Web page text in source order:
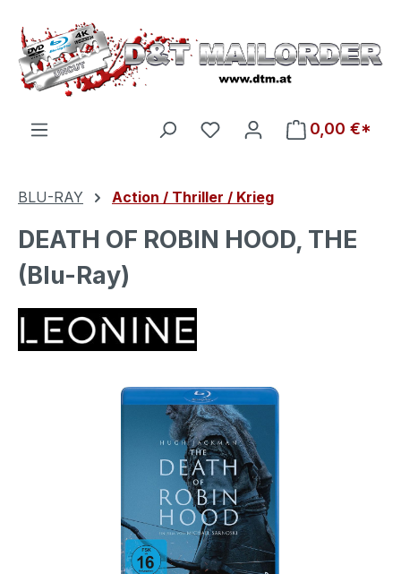
Zum Hauptinhalt springen
Du hast 0 Produkte auf
0,00 €*
BLU-RAY Action / Thriller / Krieg
DEATH OF ROBIN HOOD, THE
(Blu-Ray)
Bildergalerie überspringen